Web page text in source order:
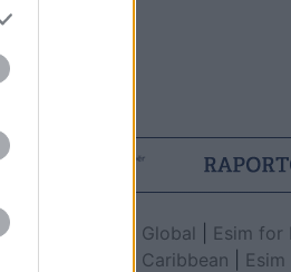
Esim for Global Esim for
Esim for Caribbean